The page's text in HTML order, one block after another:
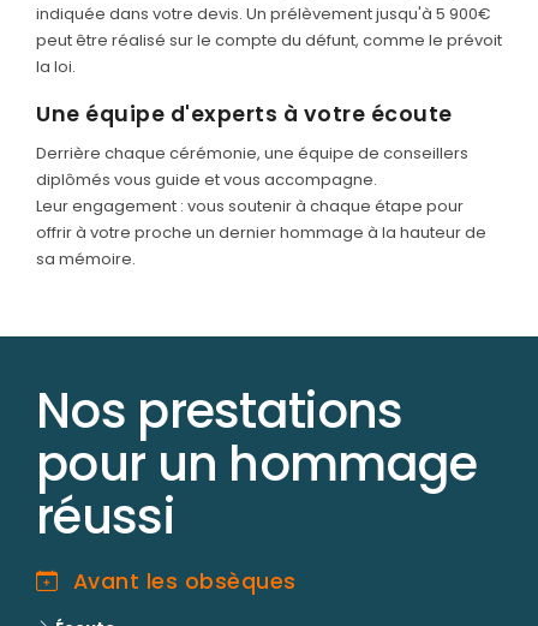
indiquée dans votre devis. Un prélèvement jusqu'à 5 900€
peut être réalisé sur le compte du défunt, comme le prévoit
la loi.
Une équipe d'experts à votre écoute
Derrière chaque cérémonie, une équipe de conseillers
diplômés vous guide et vous accompagne.
Leur engagement : vous soutenir à chaque étape pour
offrir à votre proche un dernier hommage à la hauteur de
sa mémoire.
Nos prestations
pour un hommage
réussi
Avant les obsèques